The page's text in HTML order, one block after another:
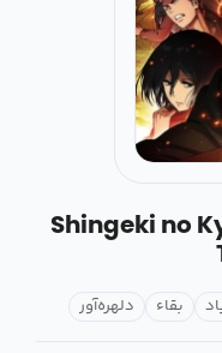
Shingeki no
بقاء دلهره‌آور